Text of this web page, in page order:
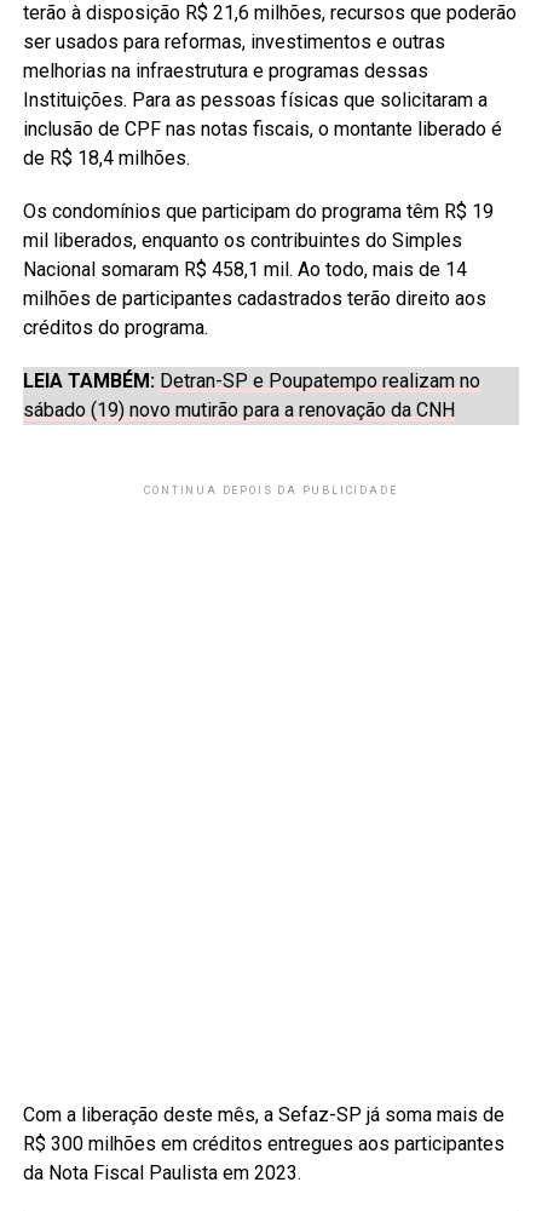
terão à disposição R$ 21,6 milhões, recursos que poderão
ser usados para reformas, investimentos e outras
melhorias na infraestrutura e programas dessas
Instituições. Para as pessoas físicas que solicitaram a
inclusão de CPF nas notas fiscais, o montante liberado é
de R$ 18,4 milhões.
Os condomínios que participam do programa têm R$ 19
mil liberados, enquanto os contribuintes do Simples
Nacional somaram R$ 458,1 mil. Ao todo, mais de 14
milhões de participantes cadastrados terão direito aos
créditos do programa.
LEIA TAMBÉM: Detran-SP e Poupatempo realizam no
sábado (19) novo mutirão para a renovação da CNH
CONTINUA DEPOIS DA PUBLICIDADE
Com a liberação deste mês, a Sefaz-SP já soma mais de
R$ 300 milhões em créditos entregues aos participantes
da Nota Fiscal Paulista em 2023.